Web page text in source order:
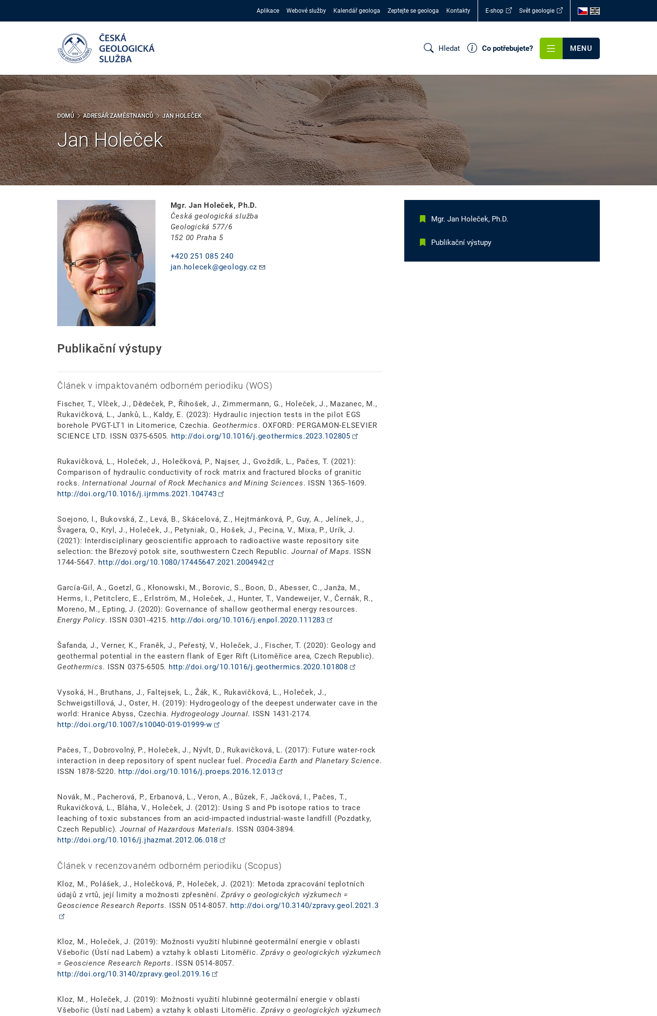
Aplikace Webové služby Kalendář geologa Zeptejte se geologa Kontakty E-shop Svět geologie
Hledat Co potřebujete? MENU
DOMŮ ADRESÁŘ ZAMĚSTNANCŮ JAN HOLEČEK
Jan Holeček
Mgr. Jan Holeček, Ph.D.
Česká geologická služba
Geologická 577/6
152 00 Praha 5
+420 251 085 240
jan.holecek@geology.cz
Publikační výstupy
Článek v impaktovaném odborném periodiku (WOS)
Fischer, T., Vlček, J., Dědeček, P., Řihošek, J., Zimmermann, G., Holeček, J., Mazanec, M.,
Rukavičková, L., Janků, L., Kaldy, E. (2023): Hydraulic injection tests in the pilot EGS
borehole PVGT-LT1 in Litomerice, Czechia. Geothermics. OXFORD: PERGAMON-ELSEVIER
SCIENCE LTD. ISSN 0375-6505. http://doi.org/10.1016/j.geothermics.2023.102805
Rukavičková, L., Holeček, J., Holečková, P., Najser, J., Gvoždík, L., Pačes, T. (2021):
Comparison of hydraulic conductivity of rock matrix and fractured blocks of granitic
rocks.International Journal of Rock Mechanics and Mining Sciences. ISSN 1365-1609.
http://doi.org/10.1016/j.ijrmms.2021.104743
Soejono, I., Bukovská, Z., Levá, B., Skácelová, Z., Hejtmánková, P., Guy, A., Jelínek, J.,
Švagera, O., Kryl, J., Holeček, J., Petyniak, O., Hošek, J., Pecina, V., Mixa, P., Urík, J.
(2021): Interdisciplinary geoscientific approach to radioactive waste repository site
selection: the Březový potok site, southwestern Czech Republic. Journal of Maps. ISSN
1744-5647. http://doi.org/10.1080/17445647.2021.2004942
García-Gil, A., Goetzl, G., Kłonowski, M., Borovic, S., Boon, D., Abesser, C., Janža, M.,
Herms, I., Petitclerc, E., Erlström, M., Holeček, J., Hunter, T., Vandeweijer, V., Černák, R.,
Moreno, M., Epting, J. (2020): Governance of shallow geothermal energy resources.
Energy Policy. ISSN 0301-4215. http://doi.org/10.1016/j.enpol.2020.111283
Šafanda, J., Verner, K., Franěk, J., Peřestý, V., Holeček, J., Fischer, T. (2020): Geology and
geothermal potential in the eastern flank of Eger Rift (Litoměřice area, Czech Republic).
Geothermics. ISSN 0375-6505. http://doi.org/10.1016/j.geothermics.2020.101808
Vysoká, H., Bruthans, J., Faltejsek, L., Žák, K., Rukavičková, L., Holeček, J.,
Schweigstillová, J., Oster, H. (2019): Hydrogeology of the deepest underwater cave in the
world: Hranice Abyss, Czechia.Hydrogeology Journal. ISSN 1431-2174.
http://doi.org/10.1007/s10040-019-01999-w
Pačes, T., Dobrovolný, P., Holeček, J., Nývlt, D., Rukavičková, L. (2017): Future water-rock
interaction in deep repository of spent nuclear fuel. Procedia Earth and Planetary Science.
ISSN 1878-5220. http://doi.org/10.1016/j.proeps.2016.12.013
Novák, M., Pacherová, P., Erbanová, L., Veron, A., Bůzek, F., Jačková, I., Pačes, T.,
Rukavičková, L., Bláha, V., Holeček, J. (2012): Using S and Pb isotope ratios to trace
leaching of toxic substances from an acid-impacted industrial-waste landfill (Pozdatky,
Czech Republic). Journal of Hazardous Materials. ISSN 0304-3894.
http://doi.org/10.1016/j.jhazmat.2012.06.018
Článek v recenzovaném odborném periodiku (Scopus)
Kloz, M., Polášek, J., Holečková, P., Holeček, J. (2021): Metoda zpracování teplotních
údajů z vrtů, její limity a možnosti zpřesnění. Zprávy o geologických výzkumech =
Geoscience Research Reports. ISSN 0514-8057. http://doi.org/10.3140/zpravy.geol.2021.3
Kloz, M., Holeček, J. (2019): Možnosti využití hlubinné geotermální energie v oblasti
Všebořic (Ústí nad Labem) a vztahy k oblasti Litoměřic. Zprávy o geologických výzkumech
= Geoscience Research Reports. ISSN 0514-8057.
http://doi.org/10.3140/zpravy.geol.2019.16
Kloz, M., Holeček, J. (2019): Možnosti využití hlubinné geotermální energie v oblasti
Všebořic (Ústí nad Labem) a vztahy k oblasti Litoměřic. Zprávy o geologických výzkumech
Mgr. Jan Holeček, Ph.D.
Publikační výstupy